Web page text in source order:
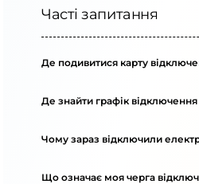
Часті запитання
Де подивитися карту
Де знайти графік відключення
Чому зараз відключили
Що означає моя черга